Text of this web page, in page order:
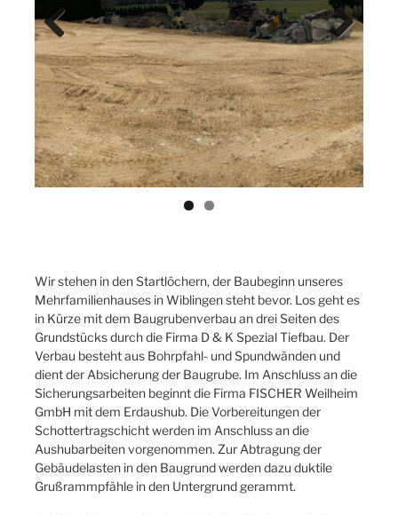
Previ
ous
Next
Wir stehen in den Startlöchern, der Baubeginn unseres
Mehrfamilienhauses in Wiblingen steht bevor. Los geht es
in Kürze mit dem Baugrubenverbau an drei Seiten des
Grundstücks durch die Firma D & K Spezial Tiefbau. Der
Verbau besteht aus Bohrpfahl- und Spundwänden und
dient der Absicherung der Baugrube. Im Anschluss an die
Sicherungsarbeiten beginnt die Firma FISCHER Weilheim
GmbH mit dem Erdaushub. Die Vorbereitungen der
Schottertragschicht werden im Anschluss an die
Aushubarbeiten vorgenommen. Zur Abtragung der
Gebäudelasten in den Baugrund werden dazu duktile
Grußrammpfähle in den Untergrund gerammt.